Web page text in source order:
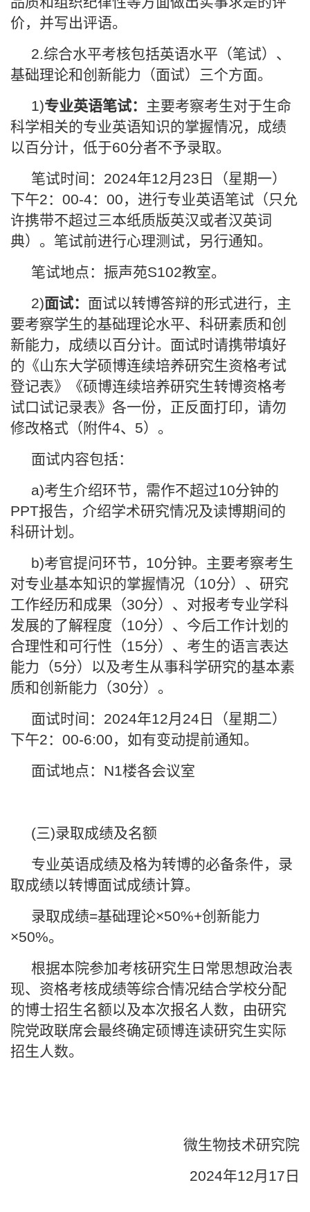
价，并写出评语。
2.综合水平考核包括英语水平（笔试）、
基础理论和创新能力（面试）三个方面。
1)专业英语笔试： 主要考察考生对于生命
科学相关的专业英语知识的掌握情况，成绩
以百分计，低于60分者不予录取。
笔试时间：2024年12月23日（星期一）
下午2：00-4：00，进行专业英语笔试（只允
许携带不超过三本纸质版英汉或者汉英词
典）。笔试前进行心理测试，另行通知。
笔试地点：振声苑S102教室。
2)面试： 面试以转博答辩的形式进行，主
要考察学生的基础理论水平、科研素质和创
新能力，成绩以百分计。面试时请携带填好
的《山东大学硕博连续培养研究生资格考试
登记表》《硕博连续培养研究生转博资格考
试口试记录表》各一份，正反面打印，请勿
修改格式（附件4、5）。
面试内容包括：
a)考生介绍环节，需作不超过10分钟的
PPT报告，介绍学术研究情况及读博期间的
科研计划。
b)考官提问环节，10分钟。主要考察考生
对专业基本知识的掌握情况（10分）、研究
工作经历和成果（30分）、对报考专业学科
发展的了解程度（10分）、今后工作计划的
合理性和可行性（15分）、考生的语言表达
能力（5分）以及考生从事科学研究的基本素
质和创新能力（30分）。
面试时间：2024年12月24日（星期二）
下午2：00-6:00，如有变动提前通知。
面试地点：N1楼各会议室
(三)录取成绩及名额
专业英语成绩及格为转博的必备条件，录
取成绩以转博面试成绩计算。
录取成绩=基础理论×50%+创新能力
×50%。
根据本院参加考核研究生日常思想政治表
现、资格考核成绩等综合情况结合学校分配
的博士招生名额以及本次报名人数，由研究
院党政联席会最终确定硕博连读研究生实际
招生人数。
微生物技术研究院
2024年12月17日